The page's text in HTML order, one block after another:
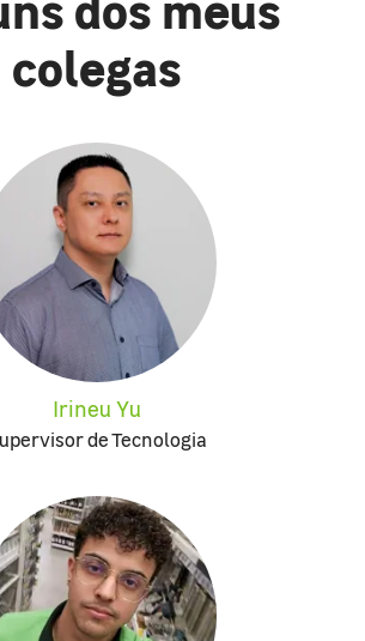
colegas
Irineu Yu
de Tecnologia